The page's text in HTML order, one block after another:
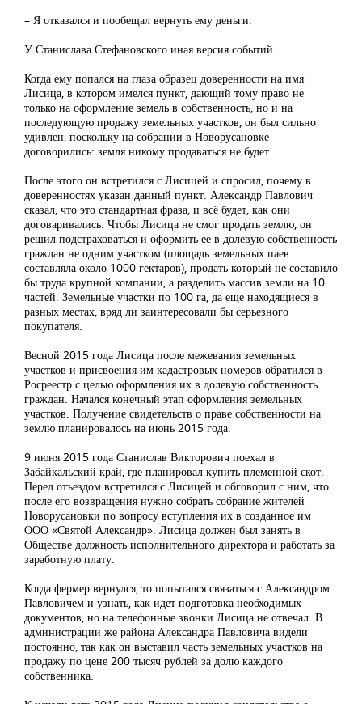
– Я отказался и пообещал вернуть ему деньги.
У Станислава Стефановского иная версия событий.
Когда ему попался на глаза образец доверенности на имя
Лисица, в котором имелся пункт, дающий тому право не
только на оформление земель в собственность, но и на
последующую продажу земельных участков, он был сильно
удивлен, поскольку на собрании в Новорусановке
договорились: земля никому продаваться не будет.
После этого он встретился с Лисицей и спросил, почему в
доверенностях указан данный пункт. Александр Павлович
сказал, что это стандартная фраза, и всё будет, как они
договаривались. Чтобы Лисица не смог продать землю, он
решил подстраховаться и оформить ее в долевую собственность
граждан не одним участком (площадь земельных паев
составляла около 1000 гектаров), продать который не составило
бы труда крупной компании, а разделить массив земли на 10
частей. Земельные участки по 100 га, да еще находящиеся в
разных местах, вряд ли заинтересовали бы серьезного
покупателя.
Весной 2015 года Лисица после межевания земельных
участков и присвоения им кадастровых номеров обратился в
Росреестр с целью оформления их в долевую собственность
граждан. Начался конечный этап оформления земельных
участков. Получение свидетельств о праве собственности на
землю планировалось на июнь 2015 года.
9 июня 2015 года Станислав Викторович поехал в
Забайкальский край, где планировал купить племенной скот.
Перед отъездом встретился с Лисицей и обговорил с ним, что
после его возвращения нужно собрать собрание жителей
Новорусановки по вопросу вступления их в созданное им
ООО «Святой Александр». Лисица должен был занять в
Обществе должность исполнительного директора и работать за
заработную плату.
Когда фермер вернулся, то попытался связаться с Александром
Павловичем и узнать, как идет подготовка необходимых
документов, но на телефонные звонки Лисица не отвечал. В
администрации же района Александра Павловича видели
постоянно, так как он выставил часть земельных участков на
продажу по цене 200 тысяч рублей за долю каждого
собственника.